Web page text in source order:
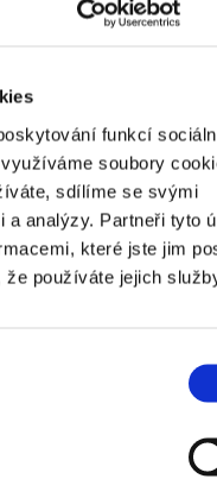
funkcí
soubory
sdílíme se svými
a analýzy. Partneři tyto
které jste jim
používáte jejich
židovského
nepodlehl
mimo jiné oblíbené
dřevěné aréně se tu
psů nebo divé
střelnice,